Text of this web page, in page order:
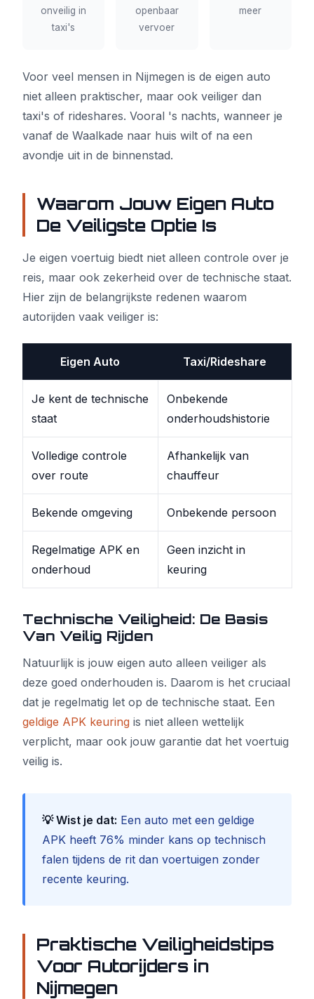
onveilig in
taxi's
openbaar
vervoer
meer
Voor veel mensen in Nijmegen is de eigen auto
niet alleen praktischer, maar ook veiliger dan
taxi's of rideshares. Vooral 's nachts, wanneer je
vanaf de Waalkade naar huis wilt of na een
avondje uit in de binnenstad.
Waarom Jouw Eigen Auto
De Veiligste Optie Is
Je eigen voertuig biedt niet alleen controle over je
reis, maar ook zekerheid over de technische staat.
Hier zijn de belangrijkste redenen waarom
autorijden vaak veiliger is:
Eigen Auto Taxi/Rideshare
Je kent de technische
staat
Onbekende
onderhoudshistorie
Volledige controle
over route
Afhankelijk van
chauffeur
Bekende omgeving Onbekende persoon
Regelmatige APK en
onderhoud
Geen inzicht in
keuring
Technische Veiligheid: De Basis
Van Veilig Rijden
Natuurlijk is jouw eigen auto alleen veiliger als
deze goed onderhouden is. Daarom is het cruciaal
dat je regelmatig let op de technische staat. Een
geldige APK keuring is niet alleen wettelijk
verplicht, maar ook jouw garantie dat het voertuig
veilig is.
💡 Wist je dat: Een auto met een geldige
APK heeft 76% minder kans op technisch
falen tijdens de rit dan voertuigen zonder
recente keuring.
Praktische Veiligheidstips
Voor Autorijders in
Nijmegen